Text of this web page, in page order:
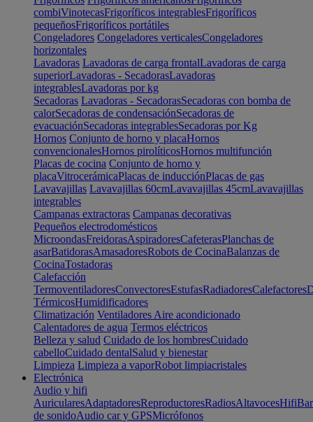
combiVinotecasFrigoríficos integrablesFrigoríficos
pequeñosFrigoríficos portátiles
Congeladores Congeladores verticalesCongeladores
horizontales
Lavadoras Lavadoras de carga frontalLavadoras de carga
superiorLavadoras - SecadorasLavadoras
integrablesLavadoras por kg
Secadoras Lavadoras - SecadorasSecadoras con bomba de
calorSecadoras de condensaciónSecadoras de
evacuaciónSecadoras integrablesSecadoras por Kg
Hornos Conjunto de horno y placaHornos
convencionalesHornos pirolíticosHornos multifunción
Placas de cocina Conjunto de horno y
placaVitrocerámicaPlacas de inducciónPlacas de gas
Lavavajillas Lavavajillas 60cmLavavajillas 45cmLavavajillas
integrables
Campanas extractoras Campanas decorativas
Pequeños electrodomésticos
MicroondasFreidorasAspiradoresCafeterasPlanchas de
asarBatidorasAmasadoresRobots de CocinaBalanzas de
CocinaTostadoras
Calefacción
TermoventiladoresConvectoresEstufasRadiadoresCalefactores
TérmicosHumidificadores
Climatización Ventiladores Aire acondicionado
Calentadores de agua Termos eléctricos
Belleza y salud Cuidado de los hombresCuidado
cabelloCuidado dentalSalud y bienestar
Limpieza Limpieza a vaporRobot limpiacristales
Electrónica
Audio y hifi
AuricularesAdaptadoresReproductoresRadiosAltavocesHifi
de sonidoAudio car y GPSMicrófonos